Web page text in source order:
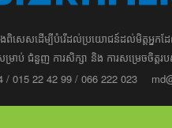
ាង​ពិសេស​​ដើម្បី​បំរើ​ដល់​ប្រយោជន៍​​​ដល់​មិត្ត​
ម្រាប់​ ជំនួញ​ ការសិក្សា​ ​និង ការ​សម្រេច​ចិ
/ 015 22 42 99 / 066 222 023